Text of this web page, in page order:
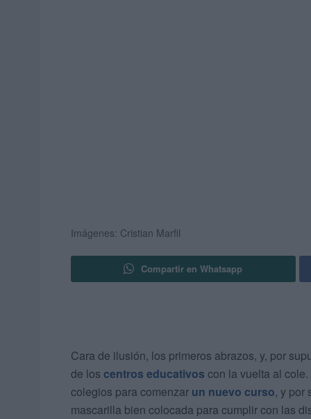
Imágenes: Cristian Marfil
Compartir en Whatsapp
Cara de ilusión, los primeros abrazos, y, por
de los centros educativos con la vuelta al
colegios para comenzar un nuevo curso, y por
mascarilla bien colocada para cumplir con las